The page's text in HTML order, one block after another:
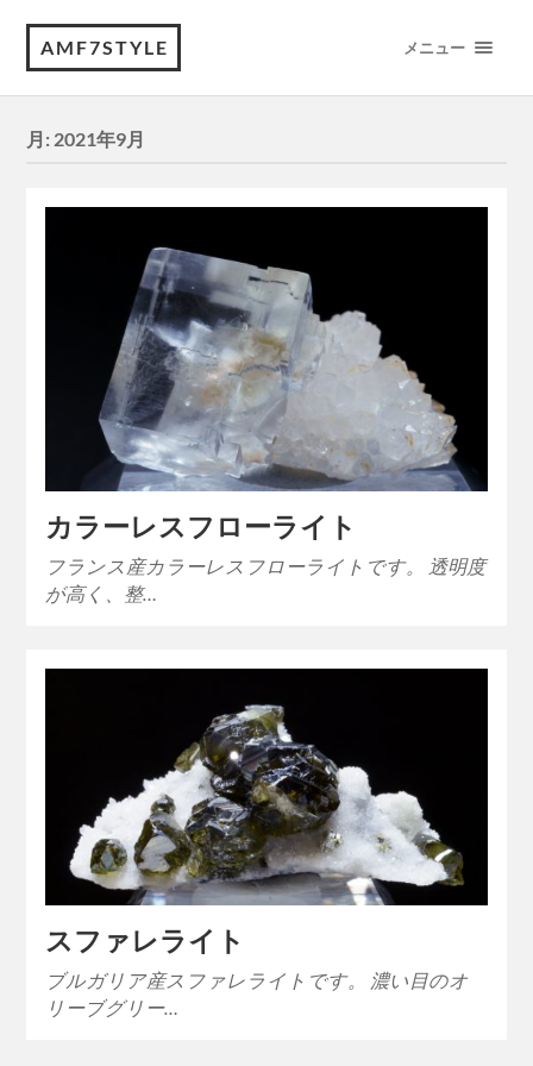
AMF7STYLE メニュー
月: 2021年9月
カラーレスフローライト
フランス産カラーレスフローライトです。 透明度
が高く、整…
スファレライト
ブルガリア産スファレライトです。 濃い目のオ
リーブグリー…